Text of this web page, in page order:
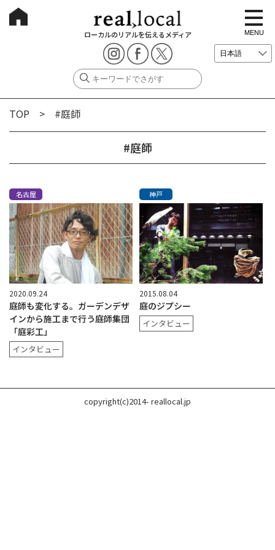
ローカルのリアルを伝えるメディア
t
o
g
g
e
i
i
MENU
TOP > #庭師
#庭師
名古屋
2020.09.24
庭師も変化する。ガーデンデザ
インから施工まで行う庭師集団
「庭彩工」
インタビュー
神戸
2015.08.04
庭のジプシー
インタビュー
copyright(c)2014- reallocal.jp